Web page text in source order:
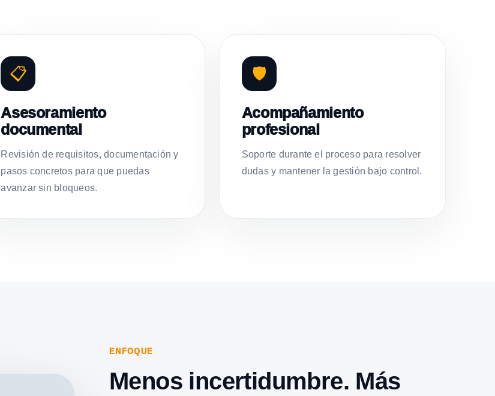
📋
Asesoramiento
documental
Revisión de requisitos, documentación y
pasos concretos para que puedas
avanzar sin bloqueos.
🛡️
Acompañamiento
profesional
Soporte durante el proceso para resolver
dudas y mantener la gestión bajo control.
ENFOQUE
Menos incertidumbre. Más